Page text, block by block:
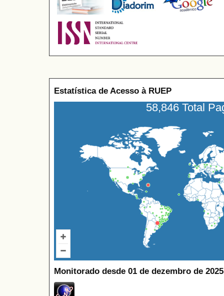
Estatística de Acesso à RUEP
58,846 Total
Monitorado desde 01 de dezembro de